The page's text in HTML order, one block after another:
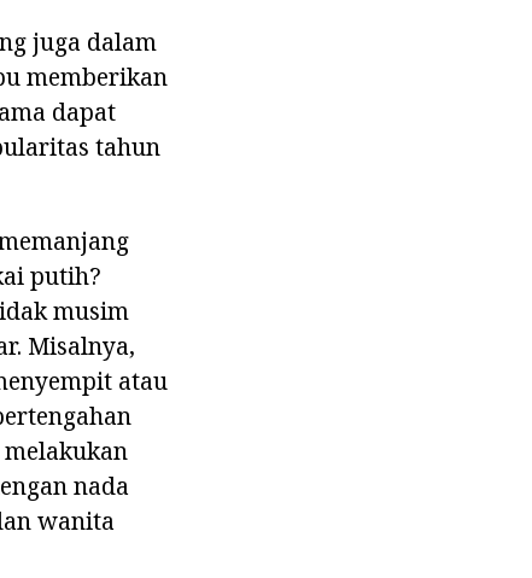
juga dalam
memberikan
dapat
tahun
putih?
musim
Misalnya,
atau
nada
wanita